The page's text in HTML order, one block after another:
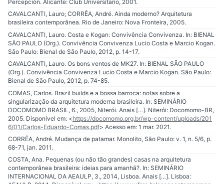
Percepción. Alicante: Club Universitario, 2001.
CAVALCANTI, Lauro; CORRÊA, André. Ainda moderno? Arquitetura
brasileira contemporânea. Rio de Janeiro: Nova Fronteira, 2005.
CAVALCANTI, Lauro. Costa e Kogan: Convivência Convivenza. In: BIENAL
SÃO PAULO (Org.). Convivência Convivenza Lucio Costa e Marcio Kogan.
São Paulo: Bienal de São Paulo, 2012, p. 14-17.
CAVALCANTI, Lauro. Os bons ventos de MK27. In: BIENAL SÃO PAULO
(Org.). Convivência Convivenza Lucio Costa e Marcio Kogan. São Paulo:
Bienal de São Paulo, 2012, p. 74-85.
COMAS, Carlos. Brazil builds e a bossa barroca: notas sobre a
singularização da arquitetura moderna brasileira. In: SEMINÁRIO
DOCOMOMO BRASIL, 6., 2005, Niterói. Anais […]. Niterói: Docomomo-BR,
2005. Disponível em: <https://docomomo.org.br/wp-content/uploads/201
6/01/Carlos-Eduardo-Comas.pdf> Acesso em: 1 mar. 2021.
CORRÊA, André. Mudança de patamar. Monolito, São Paulo: v. 1, n. 5/6, p.
68-71, jan. 2011.
COSTA, Ana. Pequenas (ou não tão grandes) casas na arquitetura
contemporânea brasileira: ideias para amanhã?. In: SEMINÁRIO
INTERNACIONAL DA AEAULP, 3., 2014, Lisboa. Anais […]. Lisboa: